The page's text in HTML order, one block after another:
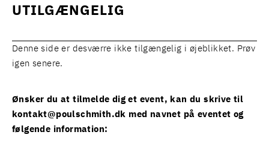
UTILGÆNGELIG
Denne side er desværre ikke tilgængelig i øjeblikket. Prøv
igen senere.
Ønsker du at tilmelde dig et event, kan du skrive til
kontakt@poulschmith.dk med navnet på eventet og
følgende information: